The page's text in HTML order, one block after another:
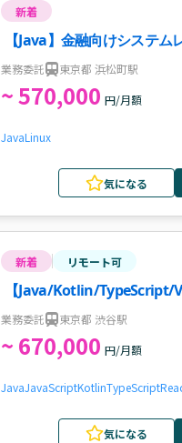
新着
【Java】金融向けシステム
業務委託 東京都 浜松町駅
~ 570,000 円/月額
JavaLinux
気になる
新着 リモート可
【Java/Kotlin/TypeScript/
界向けWebサービス新規機
業務委託 東京都 渋谷駅
~ 670,000 円/月額
JavaJavaScriptKotlinTypeScript
気になる